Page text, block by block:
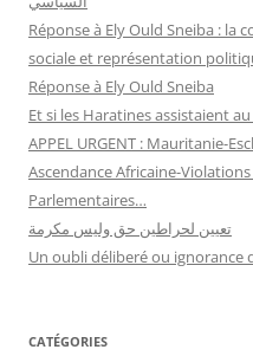
Réponse à Ely Ould Sneiba :
sociale et représentation
Réponse à Ely Ould Sneiba
Et si les Haratines assistaient au
APPEL URGENT : Mauritanie-
Ascendance Africaine-
Parlementaires…
تعيين لحراطين حق وليس مكرمة
Un oubli déliberé ou ignorance
CATÉGORIES